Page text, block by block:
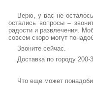
Верю, у вас не
остались вопросы –
радости и развлечения.
совсем скоро могут
Звоните сейчас.
Доставка по городу
Что еще может